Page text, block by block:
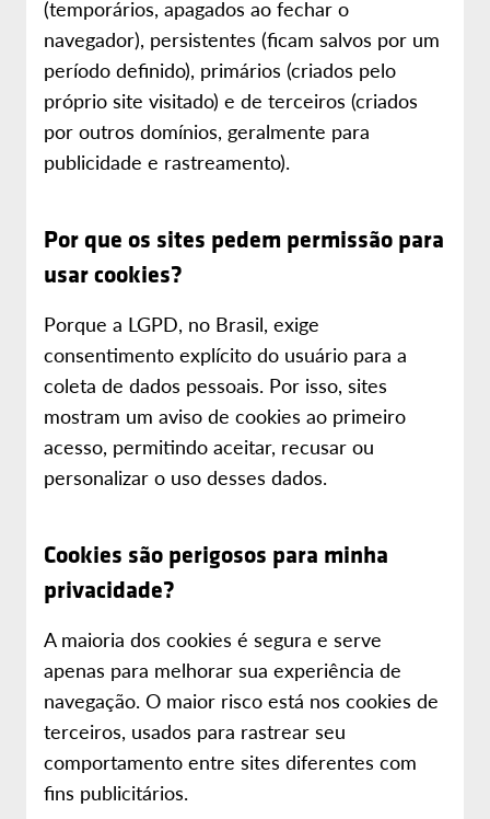
(temporários, apagados ao fechar o
navegador), persistentes (ficam salvos por um
período definido), primários (criados pelo
próprio site visitado) e de terceiros (criados
por outros domínios, geralmente para
publicidade e rastreamento).
Por que os sites pedem permissão para
usar cookies?
Porque a LGPD, no Brasil, exige
consentimento explícito do usuário para a
coleta de dados pessoais. Por isso, sites
mostram um aviso de cookies ao primeiro
acesso, permitindo aceitar, recusar ou
personalizar o uso desses dados.
Cookies são perigosos para minha
privacidade?
A maioria dos cookies é segura e serve
apenas para melhorar sua experiência de
navegação. O maior risco está nos cookies de
terceiros, usados para rastrear seu
comportamento entre sites diferentes com
fins publicitários.